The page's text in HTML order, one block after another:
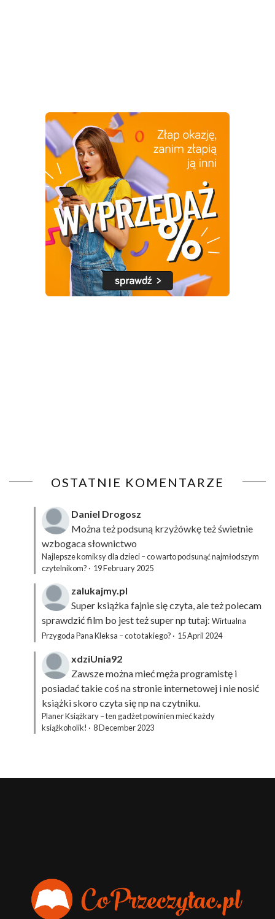
OSTATNIE KOMENTARZE
Daniel Drogosz
Można też podsuną krzyżówkęteż świetnie
wzbogaca słownictwo
Najlepsze komiksy dla dzieci – co warto podsunąć najmłodszym
czytelnikom? · 19 February 2025
zalukajmy.pl
Super książka fajnie się czyta, ale też polecam
sprawdzić film bo jest też super np tutaj: Wirtualna
Przygoda Pana Kleksa – co to takiego? · 15 April 2024
xdziUnia92
Zawsze można mieć męża programistę i
posiadać takie coś na stronie internetowej i nie nosić
książki skoro czyta się np na czytniku.
Planer Książkary – ten gadżet powinien mieć każdy
książkoholik! · 8 December 2023